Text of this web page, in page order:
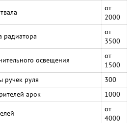
от
2000
радиатора
от
3500
освещения
от
1500
ручек руля
300
арок 1000
от
4000